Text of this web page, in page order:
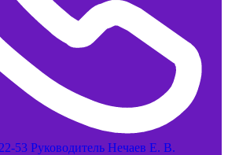
53 Руководитель Нечаев Е. В.